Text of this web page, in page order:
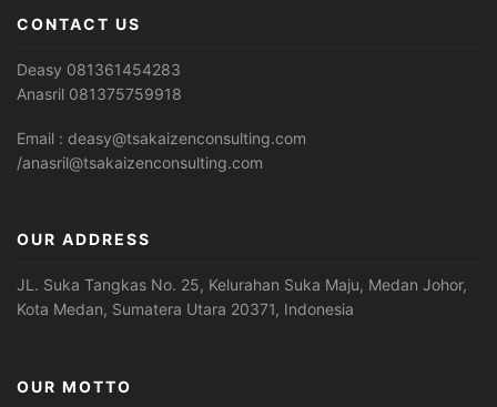
CONTACT US
Deasy 081361454283
Anasril 081375759918
Email : deasy@tsakaizenconsulting.com
/anasril@tsakaizenconsulting.com
OUR ADDRESS
JL. Suka Tangkas No. 25, Kelurahan Suka Maju, Medan Johor,
Kota Medan, Sumatera Utara 20371, Indonesia
OUR MOTTO